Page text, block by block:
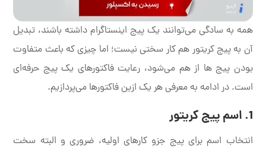
همه به سادگی می‌توانند یک پیج اینستاگرام داشته باشند، تبدیل
آن به پیج کریتور هم کار سختی نیست؛ اما چیزی که باعث متفاوت
بودن پیج ها از هم می‌شود، رعایت فاکتور‌های یک پیج حرفه‌ای
است. در ادامه به معرفی هر یک ازین فاکتور‌ها می‌پردازیم.
1. اسم پیج کریتور
انتخاب اسم برای پیج جزو کارهای اولیه، ضروری و البته سخت